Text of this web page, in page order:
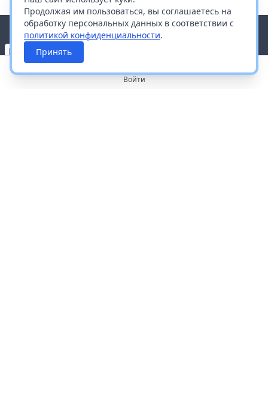
Продолжая им пользоваться, вы соглашаетесь на
обработку персональных данных в соответствии с
политикой конфиденциальности.
Принять
Войти